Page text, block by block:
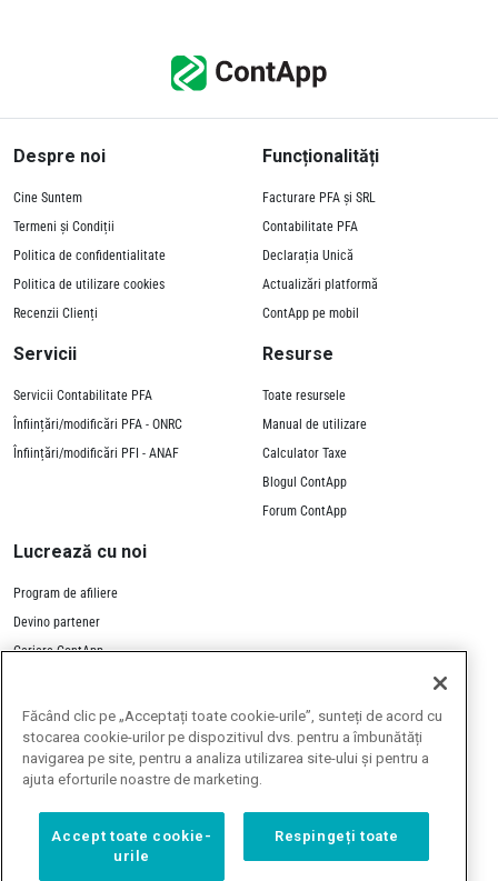
Despre noi
Cine Suntem
Termeni și Condiții
Politica de confidentialitate
Politica de utilizare cookies
Recenzii Clienți
Funcționalități
Facturare PFA și SRL
Contabilitate PFA
Declarația Unică
Actualizări platformă
ContApp pe mobil
Servicii
Servicii Contabilitate PFA
Înființări/modificări PFA - ONRC
Înființări/modificări PFI - ANAF
Resurse
Toate resursele
Manual de utilizare
Calculator Taxe
Blogul ContApp
Forum ContApp
Lucrează cu noi
Program de afiliere
Devino partener
Cariere ContApp
Toate prețurile de pe site
includ TVA 21%
Făcând clic pe „Acceptați toate cookie-urile”, sunteți de acord cu
stocarea cookie-urilor pe dispozitivul dvs. pentru a îmbunătăți
navigarea pe site, pentru a analiza utilizarea site-ului și pentru a
ajuta eforturile noastre de marketing.
Accept toate cookie-
urile
Respingeți toate